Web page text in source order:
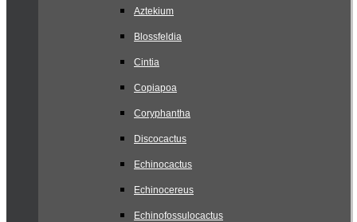
Aztekium
Blossfeldia
Cintia
Copiapoa
Coryphantha
Discocactus
Echinocactus
Echinocereus
Echinofossulocactus